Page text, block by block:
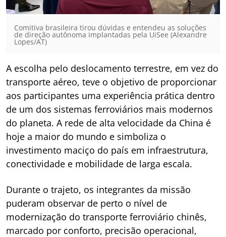
Comitiva brasileira tirou dúvidas e entendeu as soluções
de direção autônoma implantadas pela UiSee (Alexandre
Lopes/AT)
A escolha pelo deslocamento terrestre, em vez do
transporte aéreo, teve o objetivo de proporcionar
aos participantes uma experiência prática dentro
de um dos sistemas ferroviários mais modernos
do planeta. A rede de alta velocidade da China é
hoje a maior do mundo e simboliza o
investimento maciço do país em infraestrutura,
conectividade e mobilidade de larga escala.
Durante o trajeto, os integrantes da missão
puderam observar de perto o nível de
modernização do transporte ferroviário chinês,
marcado por conforto, precisão operacional,